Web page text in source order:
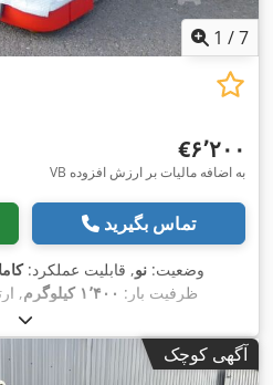
1 /7
‎€۶٬۲۰۰
VB به اضافه مالیات بر ارزش افزوده
تماس بگیرید
وضعیت: نو, قابلیت عملکرد:
ظرفیت بار: ۱٬۴۰۰ کیلوگرم ,
, طول شاخک‌ها:۱٬۱۵۰
آگهی کوچک